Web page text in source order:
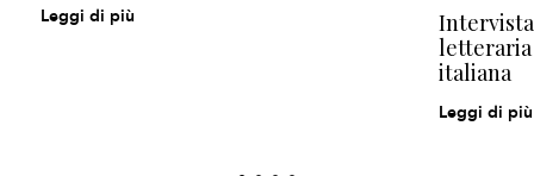
Leggi di più
italiana
Leggi di più